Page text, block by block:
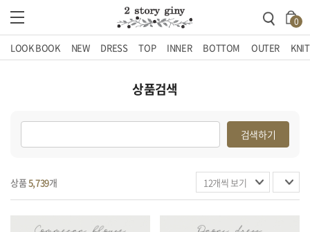
0
LOOK BOOK NEW DRESS TOP INNER BOTTOM OUTER KNIT
상품검색
검색하기
상품5,739개